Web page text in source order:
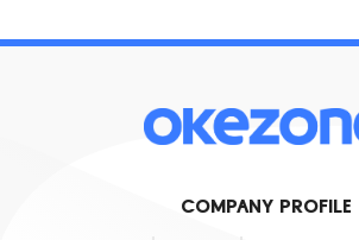
COMPANY PROFILE